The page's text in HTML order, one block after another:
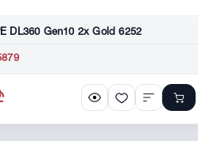
DL360 Gen10 2x Gold 6252